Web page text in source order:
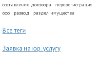
составление договора
перерегистрация
ооо
развод раздел имущества
Все теги
Заявка на юр. услугу